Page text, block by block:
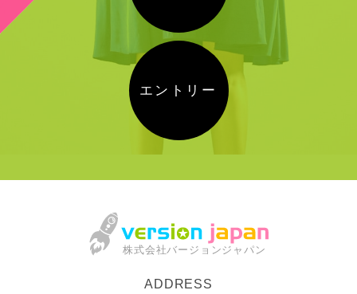
エントリー
株式会社バージョンジャパン
ADDRESS